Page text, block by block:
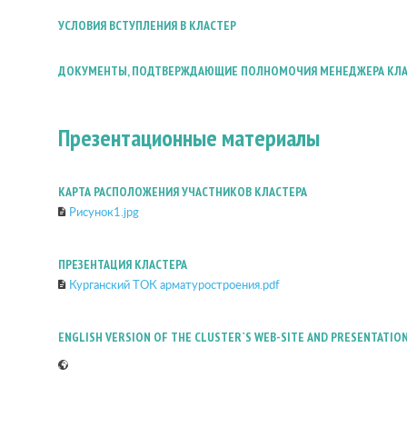
УСЛОВИЯ ВСТУПЛЕНИЯ В КЛАСТЕР
ДОКУМЕНТЫ, ПОДТВЕРЖДАЮЩИЕ ПОЛНОМОЧИЯ МЕНЕДЖЕРА
Презентационные материалы
КАРТА РАСПОЛОЖЕНИЯ УЧАСТНИКОВ КЛАСТЕРА
Рисунок1.jpg
ПРЕЗЕНТАЦИЯ КЛАСТЕРА
Курганский ТОК арматуростроения.pdf
ENGLISH VERSION OF THE CLUSTER`S WEB-SITE AND